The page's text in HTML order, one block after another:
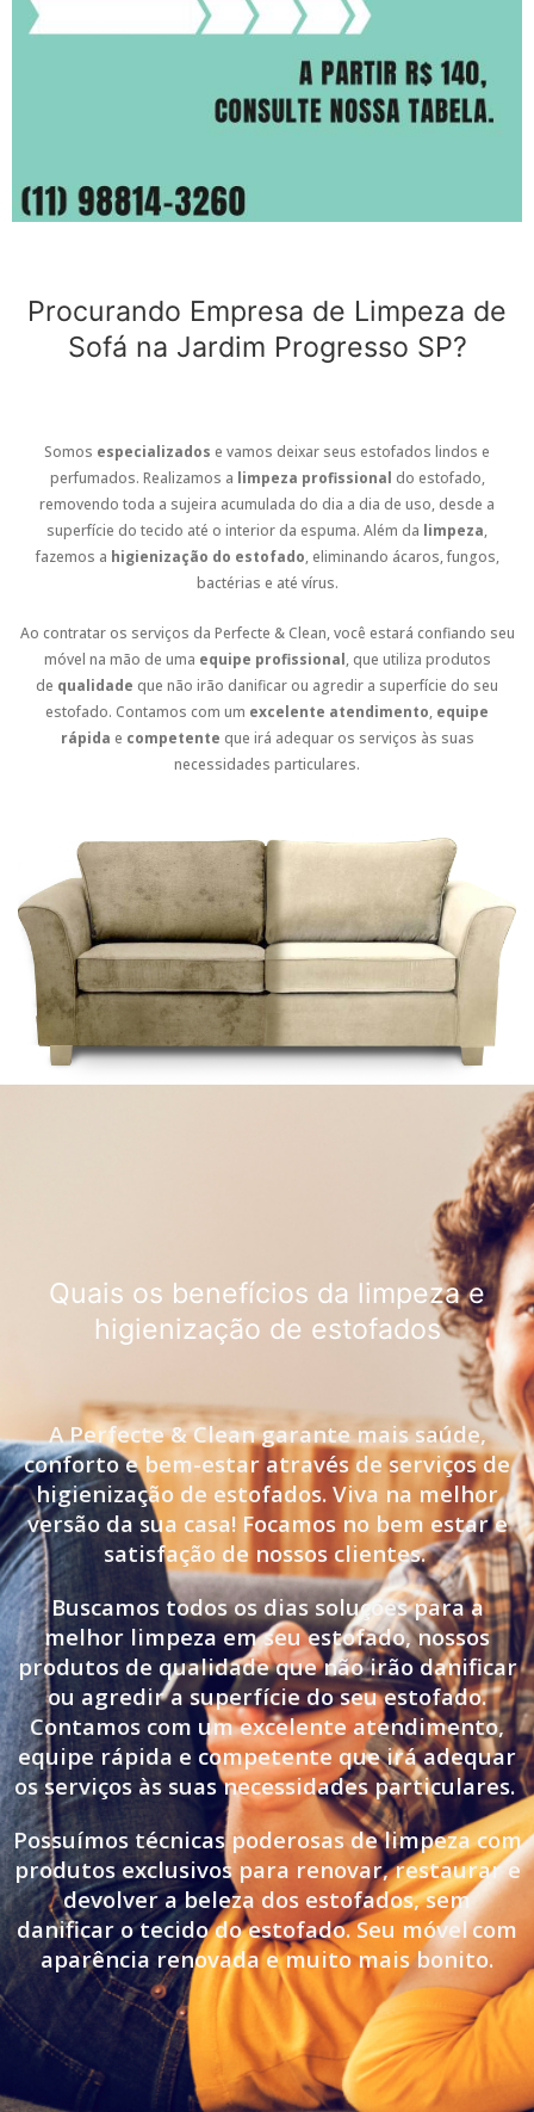
Procurando Empresa de Limpeza de
Sofá na Jardim Progresso SP?
Somos especializados e vamos deixar seus estofados lindos e
perfumados. Realizamos a limpeza profissional do estofado,
removendo toda a sujeira acumulada do dia a dia de uso, desde a
superfície do tecido até o interior da espuma. Além da limpeza,
fazemos a higienização do estofado, eliminando ácaros, fungos,
bactérias e até vírus.
Ao contratar os serviços da Perfecte & Clean, você estará confiando seu
móvel na mão de uma equipe profissional, que utiliza produtos
de qualidade que não irão danificar ou agredir a superfície do seu
estofado. Contamos com um excelente atendimento, equipe
rápida e competente que irá adequar os serviços às suas
necessidades particulares.
Quais os benefícios da limpeza e
higienização de estofados
A Perfecte & Clean garante mais saúde,
conforto e bem-estar através de serviços de
higienização de estofados. Viva na melhor
versão da sua casa! Focamos no bem estar e
satisfação de nossos clientes.
Buscamos todos os dias soluções para a
melhor limpeza em seu estofado, nossos
produtos de qualidade que não irão danificar
ou agredir a superfície do seu estofado.
Contamos com um excelente atendimento,
equipe rápida e competente que irá adequar
os serviços às suas necessidades particulares.
Possuímos técnicas poderosas de limpeza com
produtos exclusivos para renovar, restaurar e
devolver a beleza dos estofados, sem
danificar o tecido do estofado. Seu móvelcom
aparência renovada e muito mais bonito.